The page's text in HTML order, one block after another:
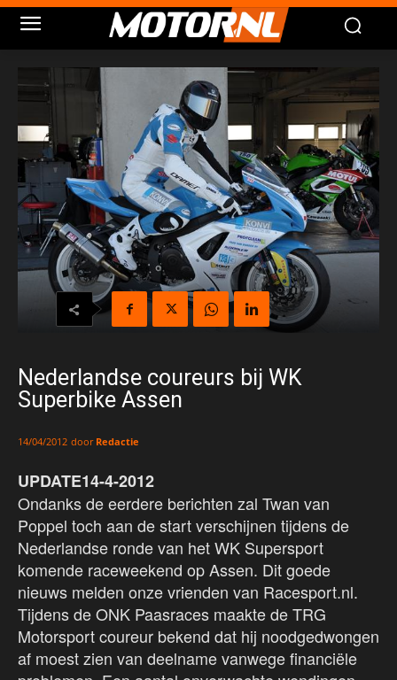
Nederlandse coureurs bij WK
Superbike Assen
14/04/2012 door Redactie
UPDATE14-4-2012
Ondanks de eerdere berichten zal Twan van
Poppel toch aan de start verschijnen tijdens de
Nederlandse ronde van het WK Supersport
komende raceweekend op Assen. Dit goede
nieuws melden onze vrienden van Racesport.nl.
Tijdens de ONK Paasraces maakte de TRG
Motorsport coureur bekend dat hij noodgedwongen
af moest zien van deelname vanwege financiële